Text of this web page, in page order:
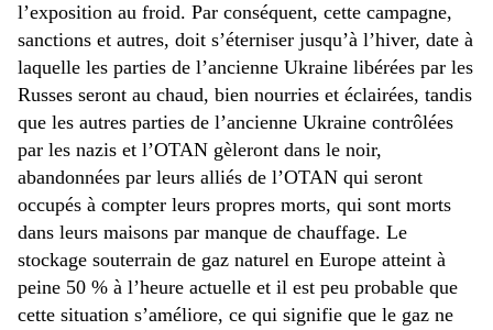
l’exposition au froid. Par conséquent, cette campagne,
sanctions et autres, doit s’éterniser jusqu’à l’hiver, date à
laquelle les parties de l’ancienne Ukraine libérées par les
Russes seront au chaud, bien nourries et éclairées, tandis
que les autres parties de l’ancienne Ukraine contrôlées
par les nazis et l’OTAN gèleront dans le noir,
abandonnées par leurs alliés de l’OTAN qui seront
occupés à compter leurs propres morts, qui sont morts
dans leurs maisons par manque de chauffage. Le
stockage souterrain de gaz naturel en Europe atteint à
peine 50 % à l’heure actuelle et il est peu probable que
cette situation s’améliore, ce qui signifie que le gaz ne